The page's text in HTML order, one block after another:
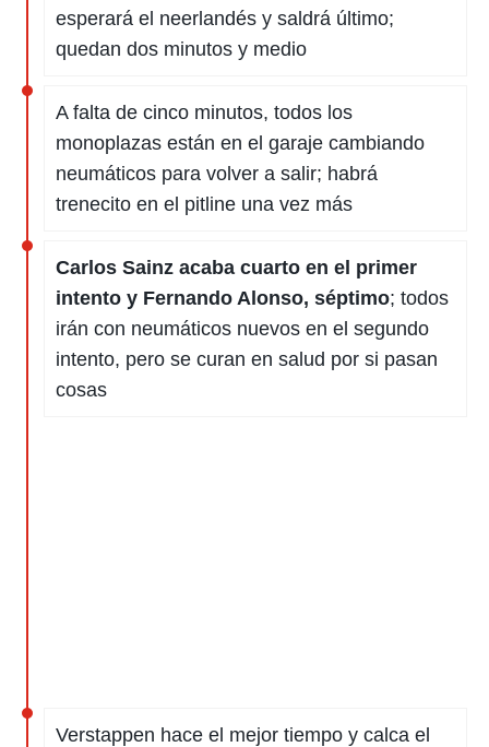
esperará el neerlandés y saldrá último;
quedan dos minutos y medio
A falta de cinco minutos, todos los
monoplazas están en el garaje cambiando
neumáticos para volver a salir; habrá
trenecito en el pitline una vez más
Carlos Sainz acaba cuarto en el primer
intento y Fernando Alonso, séptimo; todos
irán con neumáticos nuevos en el segundo
intento, pero se curan en salud por si pasan
cosas
Verstappen hace el mejor tiempo y calca el